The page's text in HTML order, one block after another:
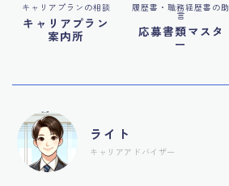
キャリアプランの相談
キャリアプラン
案内所
履歴書・職務経歴書の助
言
応募書類マスタ
ー
ライト
キャリアアドバイザー